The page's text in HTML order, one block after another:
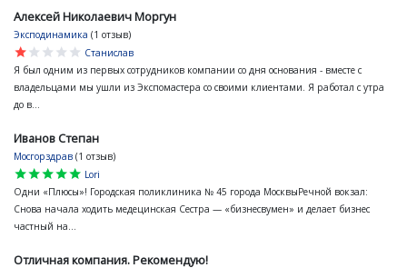
Алексей Николаевич Моргун
Эксподинамика (1 отзыв)
star
star
star
star
star
Станислав
Я был одним из первых сотрудников компании со дня основания - вместе с
владельцами мы ушли из Экспомастера со своими клиентами. Я работал с утра
до в...
Иванов Степан
Мосгорздрав (1 отзыв)
star
star
star
star
star
Lori
Одни «Плюсы»! Городская поликлиника № 45 города МосквыРечной вокзал:
Снова начала ходить медецинская Сестра — «бизнесвумен» и делает бизнес
частный на...
Отличная компания. Рекомендую!